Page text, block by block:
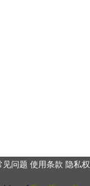
见问题 使用条款 隐私